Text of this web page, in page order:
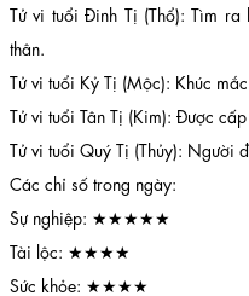
Tử vi tuổi Đinh Tị (Thổ): Tìm
thân.
Tử vi tuổi Kỷ Tị (Mộc): Khúc
Tử vi tuổi Tân Tị (Kim): Được
Tử vi tuổi Quý Tị (Thủy): Người
Các chỉ số trong ngày:
Sự nghiệp: ★★★★★
Tài lộc: ★★★★
Sức khỏe: ★★★★